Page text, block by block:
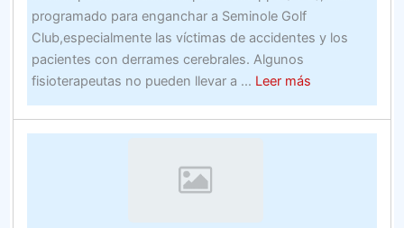
programado para enganchar a Seminole Golf
Club,especialmente las víctimas de accidentes y los
pacientes con derrames cerebrales. Algunos
fisioterapeutas no pueden llevar a ... Leer másabout
Flip
Books